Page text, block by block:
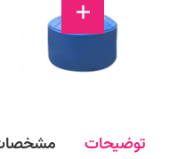
توضیحات